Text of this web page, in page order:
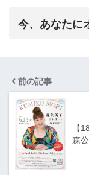
今、あなたに
前の記事
【
森